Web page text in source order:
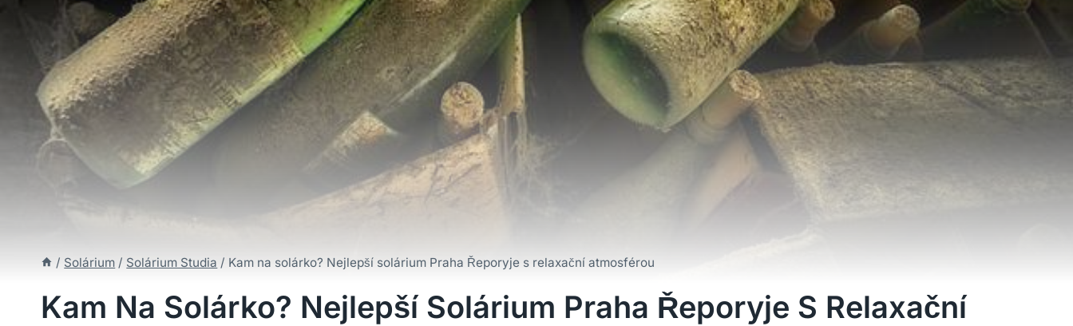
/ Solárium / Solárium Studia / Kam na solárko? Nejlepší solárium Praha Řeporyje s relaxační atmosférou
Kam Na Solárko? Nejlepší Solárium Praha Řeporyje S Relaxační